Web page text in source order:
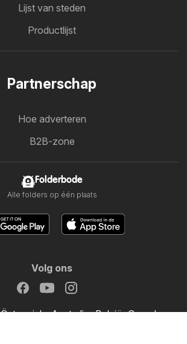
Lijst van steden
Productlijst
Partnerschap
Hoe adverteren
B2B-zone
Folderbode
Alle folders op één plaats
Volg ons
Österreich Australia België Canada